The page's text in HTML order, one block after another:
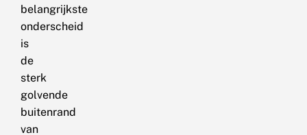
belangrijkste
onderscheid
is
de
sterk
golvende
buitenrand
van